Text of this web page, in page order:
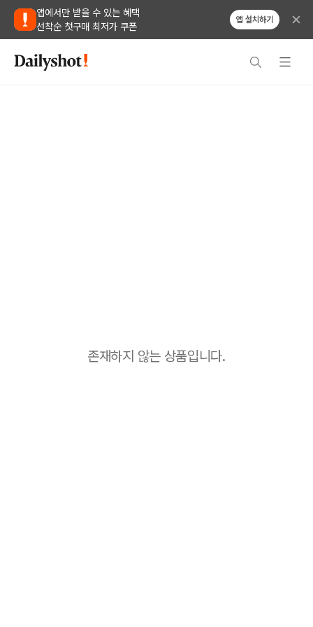
앱에서만 받을 수 있는 혜택
선착순 첫구매 최저가 쿠폰
앱 설치하기
존재하지 않는 상품입니다.